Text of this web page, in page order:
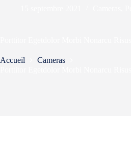
Accueil
Cameras